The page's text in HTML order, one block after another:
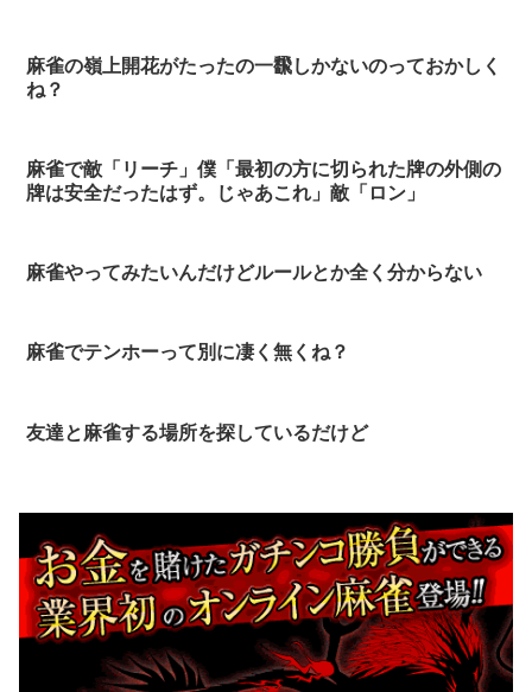
麻雀の嶺上開花がたったの一飜しかないのっておかしく
ね？
麻雀で敵「リーチ」僕「最初の方に切られた牌の外側の
牌は安全だったはず。じゃあこれ」敵「ロン」
麻雀やってみたいんだけどルールとか全く分からない
麻雀でテンホーって別に凄く無くね？
友達と麻雀する場所を探しているだけど